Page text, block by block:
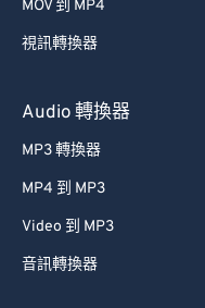
MOV 到 MP4
視訊轉換器
Audio 轉換器
MP3 轉換器
MP4 到 MP3
Video 到 MP3
音訊轉換器